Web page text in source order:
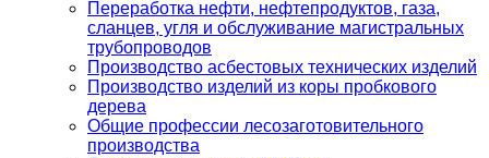
Переработка нефти, нефтепродуктов, газа,
сланцев, угля и обслуживание магистральных
трубопроводов
Производство асбестовых технических изделий
Производство изделий из коры пробкового
дерева
Общие профессии лесозаготовительного
производства